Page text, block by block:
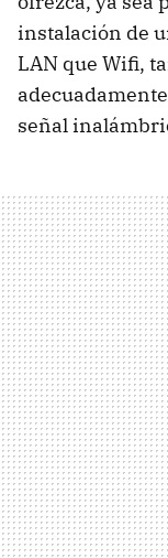
instalación de
LAN que Wifi,
señal